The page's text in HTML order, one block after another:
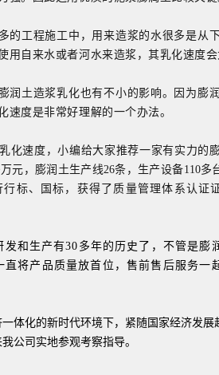
的工程施工中，用来造浆的水很多是从
用自来水或者河水来造浆，其乳化速度会
润土造浆乳化也有不小的影响。因为膨
速度是非常好理解的一个办法。
化速度，小编给大家推荐一家有实力的
元，膨润土生产线26条，生产设备110多
标、国标，获得了质量管理体系认
发和生产有30多年的历史了 ， 不管是膨
将产品质量放首位，售前售后服务一
体化的新时代环境下，紧随国家经济发展
公司实地参观考察指导。